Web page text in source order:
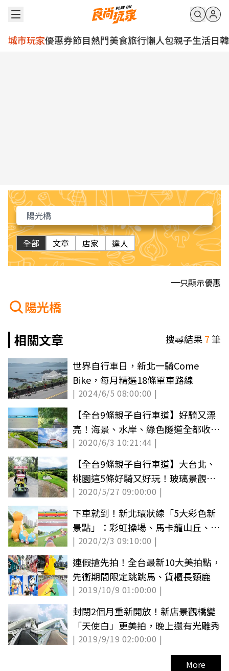
城市玩家優惠券節目熱門美食旅行懶人包親子生活日韓
全部 文章 店家 達人
只顯示優惠
陽光橋
相關文章
搜尋結果7筆
世界自行車日，新北一騎Come
Bike，每月精選18條單車路線
| 2024/6/5 08:00:00 |
【全台9條親子自行車道】好騎又漂
亮！海景、水岸、綠色隧道全都收，
週末出遊要筆記
| 2020/6/3 10:21:44 |
【全台9條親子自行車道】大台北、
桃園這5條好騎又好玩！玻璃景觀平
台拍美照、過隧道賞海景
| 2020/5/27 09:00:00 |
下車就到！新北環狀線「5大彩色新
景點」：彩虹操場、馬卡龍山丘、Q
龍公園
| 2020/2/3 09:10:00 |
連假搶先拍！全台最新10大美拍點，
先衝期間限定跳跳馬、貨櫃長頸鹿
| 2019/10/9 01:00:00 |
封閉2個月重新開放！新店景觀橋變
「天使白」更美拍，晚上還有光雕秀
| 2019/9/19 02:00:00 |
More